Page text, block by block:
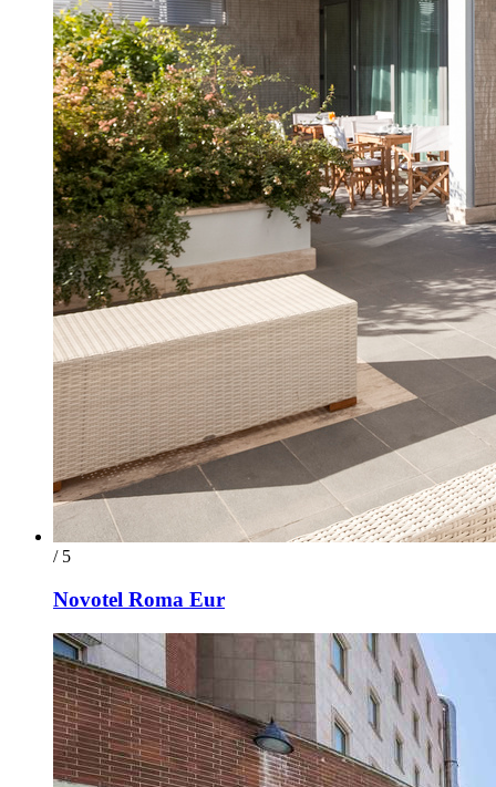
/ 5
Novotel Roma Eur